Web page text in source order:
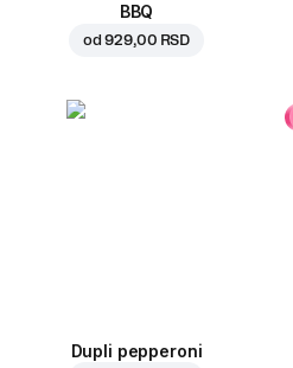
BBQ
od929,00 RSD
Dupli pepperoni